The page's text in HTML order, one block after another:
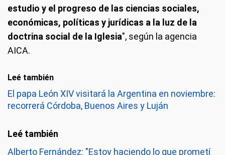
estudio y el progreso de las ciencias sociales,
económicas, políticas y jurídicas a la luz de la
doctrina social de la Iglesia", según la agencia
AICA.
Leé también
El papa León XIV visitará la Argentina en noviembre:
recorrerá Córdoba, Buenos Aires y Luján
Alberto Fernández: "Estoy haciendo lo que prometí